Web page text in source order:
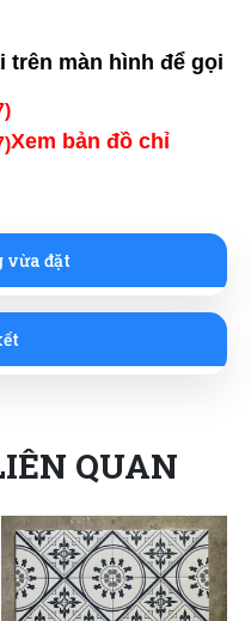
trên màn hình để gọi
Xem bản đồ chỉ
vừa đặt
QUAN